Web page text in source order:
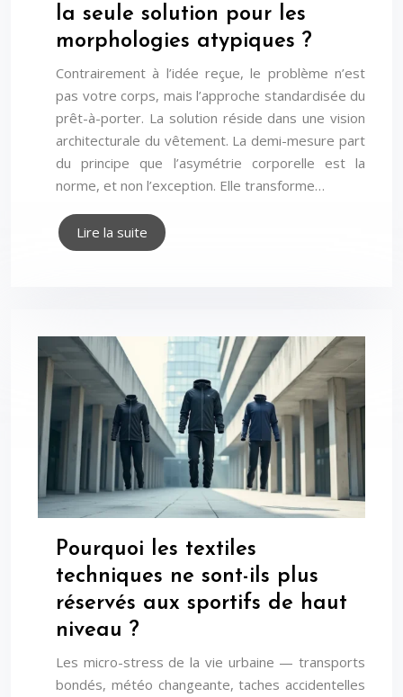
la seule solution pour les
morphologies atypiques ?
Contrairement à l’idée reçue, le problème n’est
pas votre corps, mais l’approche standardisée du
prêt-à-porter. La solution réside dans une vision
architecturale du vêtement. La demi-mesure part
du principe que l’asymétrie corporelle est la
norme, et non l’exception. Elle transforme…
Lire la suite
Pourquoi les textiles
techniques ne sont-ils plus
réservés aux sportifs de haut
niveau ?
Les micro-stress de la vie urbaine — transports
bondés, météo changeante, taches accidentelles